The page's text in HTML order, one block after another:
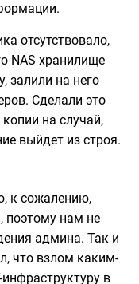
отсутствовало,
NAS хранилище
залили на него
Сделали это
на случай,
выйдет из строя.
к сожалению,
поэтому нам не
админа. Так и
что взлом каким-
в